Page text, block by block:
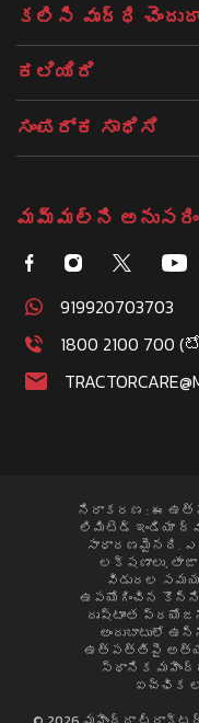
కలిసి వృద్ధి
ಕಲಿಯಿರಿ
ಸಂಪರ್ಕ ಸಾಧಿಸಿ
మమ్మల్ని
919920703703
1800 2100
నిరాకరణ : ఈ
లిమిటెడ్ ఇండియా
సాధారణమైనది.
లక్షణాలు,
విడుదల
ఉపయోగించిన
దృష్టాంత
అందుబాటులో
ఉత్పత్తిపై
స్థానిక
ఐచ్ఛిక